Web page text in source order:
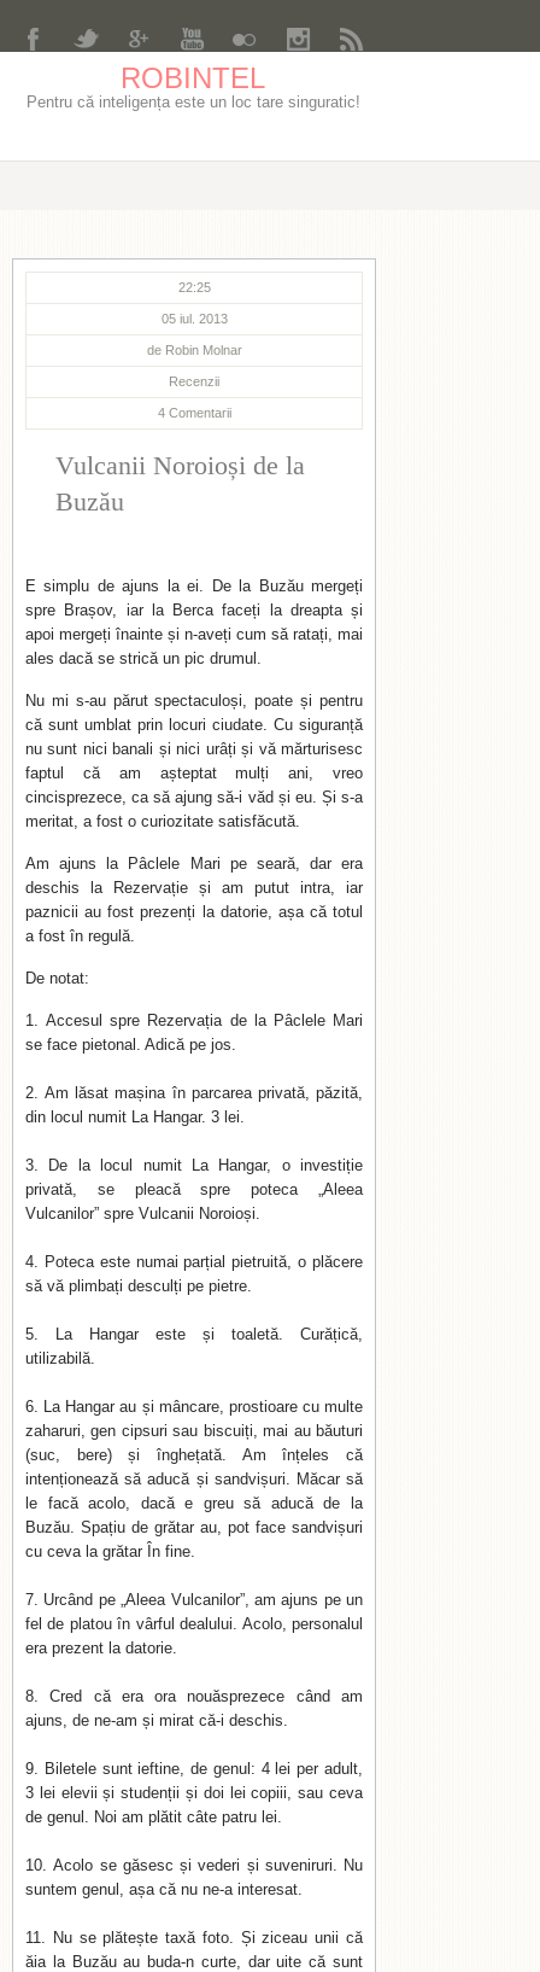
ROBINTEL
Pentru că inteligența este un loc tare singuratic!
22:25
05 iul. 2013
de Robin Molnar
Recenzii
4 Comentarii
Vulcanii Noroioși de la
Buzău
E simplu de ajuns la ei. De la Buzău mergeți
spre Brașov, iar la Berca faceți la dreapta și
apoi mergeți înainte și n-aveți cum să ratați, mai
ales dacă se strică un pic drumul.
Nu mi s-au părut spectaculoși, poate și pentru
că sunt umblat prin locuri ciudate. Cu siguranță
nu sunt nici banali și nici urâți și vă mărturisesc
faptul că am așteptat mulți ani, vreo
cincisprezece, ca să ajung să-i văd și eu. Și s-a
meritat, a fost o curiozitate satisfăcută.
Am ajuns la Pâclele Mari pe seară, dar era
deschis la Rezervație și am putut intra, iar
paznicii au fost prezenți la datorie, așa că totul
a fost în regulă.
De notat:
Accesul spre Rezervația de la Pâclele Mari
se face pietonal. Adică pe jos.
Am lăsat mașina în parcarea privată, păzită,
din locul numit La Hangar. 3 lei.
De la locul numit La Hangar, o investiție
privată, se pleacă spre poteca „Aleea
Vulcanilor” spre Vulcanii Noroioși.
Poteca este numai parțial pietruită, o plăcere
să vă plimbați desculți pe pietre.
La Hangar este și toaletă. Curățică,
utilizabilă.
La Hangar au și mâncare, prostioare cu multe
zaharuri, gen cipsuri sau biscuiți, mai au băuturi
(suc, bere) și înghețată. Am înțeles că
intenționează să aducă și sandvișuri. Măcar să
le facă acolo, dacă e greu să aducă de la
Buzău. Spațiu de grătar au, pot face sandvișuri
cu ceva la grătar În fine.
Urcând pe „Aleea Vulcanilor”, am ajuns pe un
fel de platou în vârful dealului. Acolo, personalul
era prezent la datorie.
Cred că era ora nouăsprezece când am
ajuns, de ne-am și mirat că-i deschis.
Biletele sunt ieftine, de genul: 4 lei per adult,
3 lei elevii și studenții și doi lei copiii, sau ceva
de genul. Noi am plătit câte patru lei.
Acolo se găsesc și vederi și suveniruri. Nu
suntem genul, așa că nu ne-a interesat.
Nu se plătește taxă foto. Și ziceau unii că
ăia la Buzău au buda-n curte, dar uite că sunt